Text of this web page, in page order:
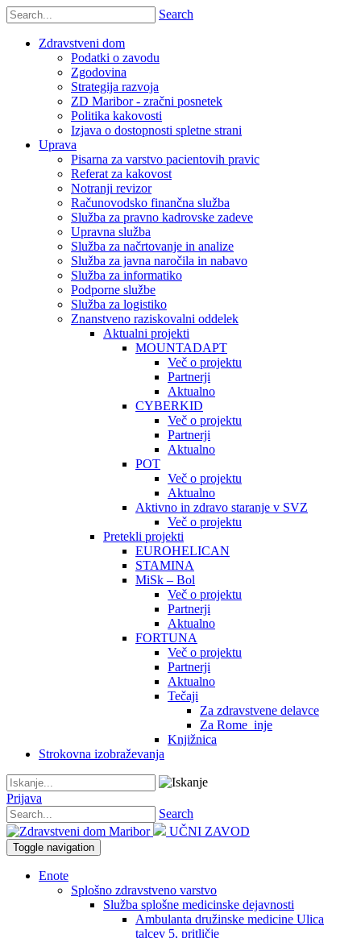
Search
Zdravstveni dom
Podatki o zavodu
Zgodovina
Strategija razvoja
ZD Maribor - zračni posnetek
Politika kakovosti
Izjava o dostopnosti spletne strani
Uprava
Pisarna za varstvo pacientovih pravic
Referat za kakovost
Notranji revizor
Računovodsko finančna služba
Služba za pravno kadrovske zadeve
Upravna služba
Služba za načrtovanje in analize
Služba za javna naročila in nabavo
Služba za informatiko
Podporne službe
Služba za logistiko
Znanstveno raziskovalni oddelek
Aktualni projekti
MOUNTADAPT
Več o projektu
Partnerji
Aktualno
CYBERKID
Več o projektu
Partnerji
Aktualno
POT
Več o projektu
Aktualno
Aktivno in zdravo staranje v SVZ
Več o projektu
Pretekli projekti
EUROHELICAN
STAMINA
MiSk – Bol
Več o projektu
Partnerji
Aktualno
FORTUNA
Več o projektu
Partnerji
Aktualno
Tečaji
Za zdravstvene delavce
Za Rome_inje
Knjižnica
Strokovna izobraževanja
Prijava
Search
UČNI ZAVOD
Toggle navigation
Enote
Splošno zdravstveno varstvo
Služba splošne medicinske dejavnosti
Ambulanta družinske medicine Ulica
talcev 5, pritličje